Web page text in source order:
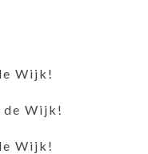
Wijk!
de Wijk!
Wijk!